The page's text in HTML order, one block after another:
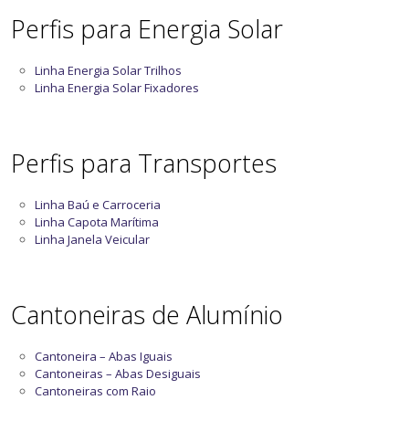
Perfis para Energia Solar
Linha Energia Solar Trilhos
Linha Energia Solar Fixadores
Perfis para Transportes
Linha Baú e Carroceria
Linha Capota Marítima
Linha Janela Veicular
Cantoneiras de Alumínio
Cantoneira – Abas Iguais
Cantoneiras – Abas Desiguais
Cantoneiras com Raio